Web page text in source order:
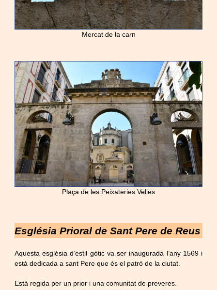
Mercat de la carn
Plaça de les Peixateries Velles
Església Prioral de Sant Pere de Reus
Aquesta església d’estil gòtic va ser inaugurada l’any 1569 i
està dedicada a sant Pere que és el patró de la ciutat.
Està regida per un prior i una comunitat de preveres.